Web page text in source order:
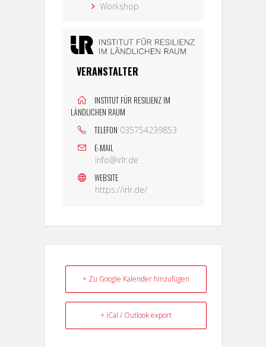
Workshop
VERANSTALTER
INSTITUT FÜR RESILIENZ IM
LÄNDLICHEN RAUM
TELEFON 035754239853
E-MAIL
info@irlr.de
WEBSITE
https://irlr.de/
+ Zu Google Kalender hinzufügen
+ iCal / Outlook export